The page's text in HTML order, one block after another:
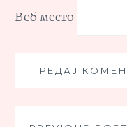
Веб место